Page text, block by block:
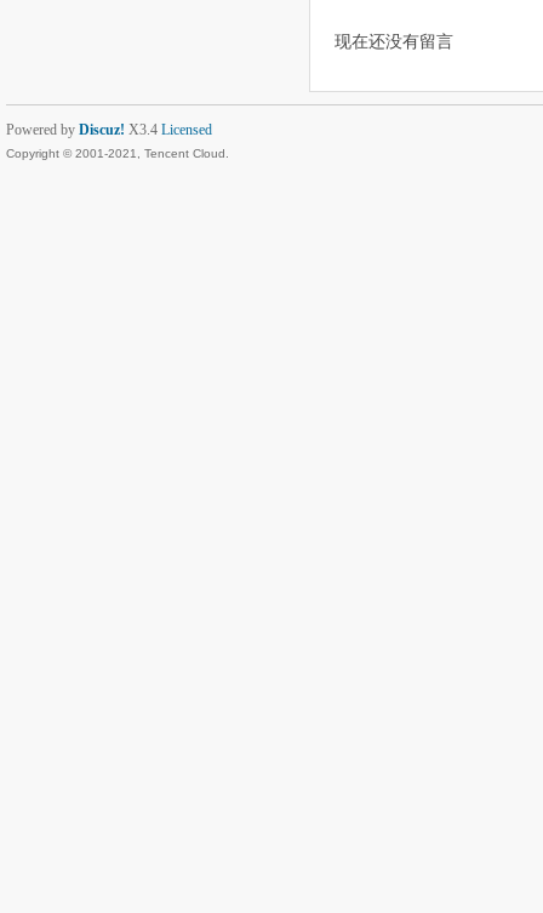
现在还没有留言
Powered by Discuz! X3.4 Licensed
Copyright © 2001-2021, Tencent Cloud.